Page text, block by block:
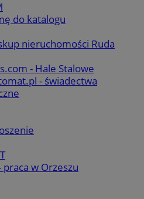
do katalogu
nieruchomości Ruda
- Hale Stalowe
- świadectwa
praca w Orzeszu